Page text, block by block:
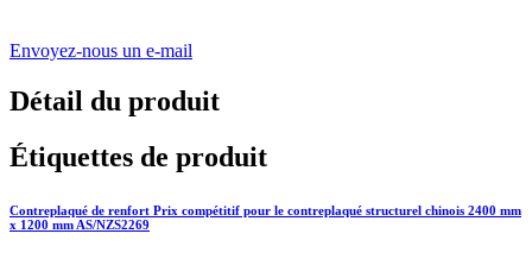
Envoyez-nous un e-mail
Détail du produit
Étiquettes de produit
Contreplaqué de renfort Prix compétitif pour le contreplaqué structurel chinois 2400 mm
x 1200 mm AS/NZS2269